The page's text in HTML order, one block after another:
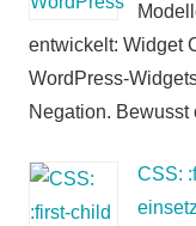
entwickelt: Widget
WordPress-
Negation. Bewusst
CSS: